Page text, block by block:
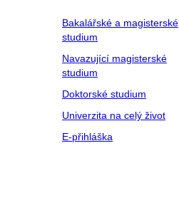
Bakalářské a magisterské
studium
Navazující magisterské
studium
Doktorské studium
Univerzita na celý život
E-přihláška